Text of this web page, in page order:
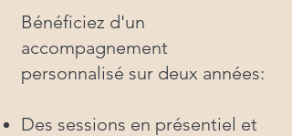
Bénéficiez d'un
accompagnement
personnalisé sur deux années:
Des sessions en présentiel et